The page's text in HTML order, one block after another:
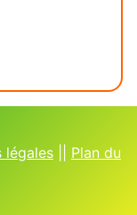
légales
Plan du